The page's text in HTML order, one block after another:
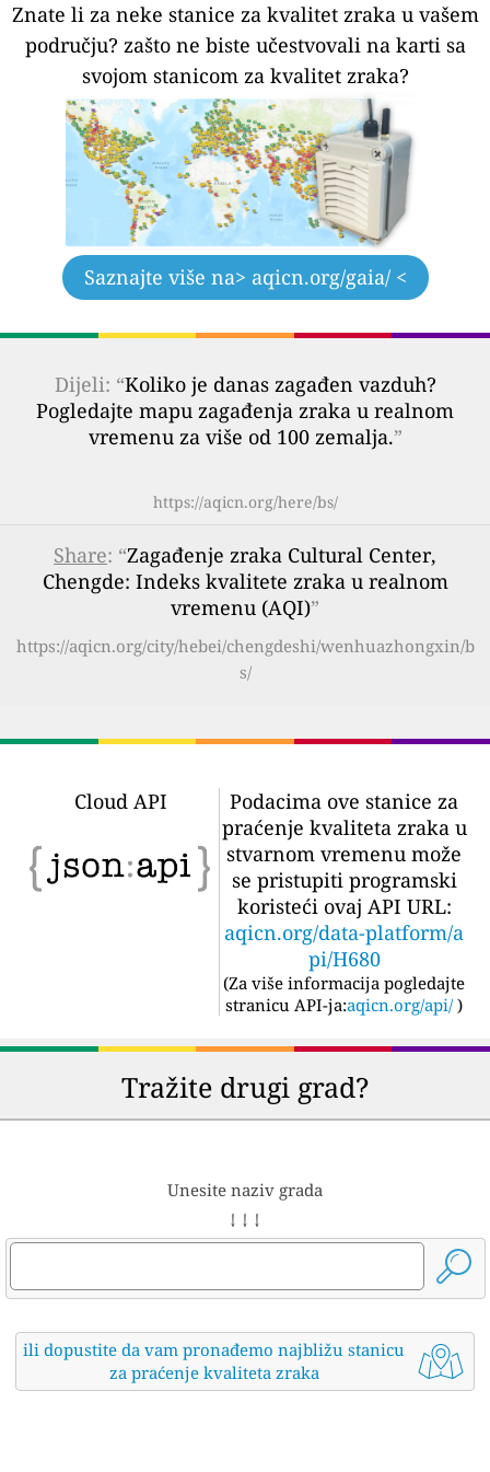
Znate li za neke stanice za kvalitet zraka u vašem
području? zašto ne biste učestvovali na karti sa
svojom stanicom za kvalitet zraka?
Saznajte više na> aqicn.org/gaia/ <
Dijeli: “Koliko je danas zagađen vazduh?
Pogledajte mapu zagađenja zraka u realnom
vremenu za više od 100 zemalja.”
https://aqicn.org/here/bs/
Share: “Zagađenje zraka Cultural Center,
Chengde: Indeks kvalitete zraka u realnom
vremenu (AQI)”
https://aqicn.org/city/hebei/chengdeshi/wenhuazhongxin/b
s/
Cloud API
Podacima ove stanice za
praćenje kvaliteta zraka u
stvarnom vremenu može
se pristupiti programski
koristeći ovaj API URL:
aqicn.org/data-platform/a
pi/H680
(Za više informacija pogledajte
stranicu API-ja:aqicn.org/api/ )
Tražite drugi grad?
Unesite naziv grada
↓ ↓ ↓
ili dopustite da vam pronađemo najbližu stanicu
za praćenje kvaliteta zraka